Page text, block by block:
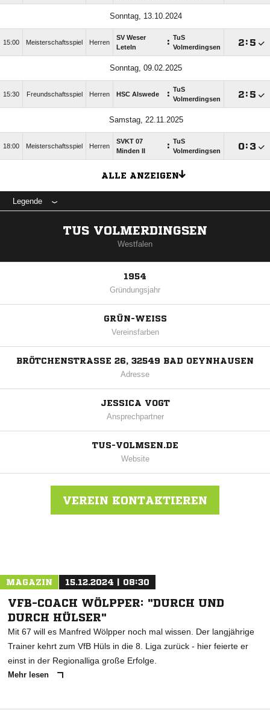
Sonntag, 13.10.2024
15:00 Meisterschaftsspiel Herren
SV Weser
Leteln
: TuS
Volmerdingsen
: 
Sonntag, 09.02.2025
15:30 Freundschaftsspiel Herren HSC Alswede : TuS
Volmerdingsen
: 
Samstag, 22.11.2025
18:00 Meisterschaftsspiel Herren
SVKT 07
Minden II
: TuS
Volmerdingsen
: 
ALLE ANZEIGEN
Legende
TUS VOLMERDINGSEN
Westfalen
1954
Gründungsjahr
GRÜN-WEISS
Vereinsfarben
BRÖTCHENSTRASSE 26, 32549 BAD OEYNHAUSEN
Adresse
JESSICA VOGT
Ansprechpartner
TUS-VOLMSEN.DE
Website
VEREIN KONTAKTIEREN
MAGAZIN 15.12.2024 | 08:30
VFB-COACH WÖLPPER: "DURCH UND
DURCH HÜLSER"
Mit 67 will es Manfred Wölpper noch mal wissen. Der langjährige
Trainer kehrt zum VfB Hüls in die 8. Liga zurück - hier feierte er
einst in der Regionalliga große Erfolge.
Mehr lesen